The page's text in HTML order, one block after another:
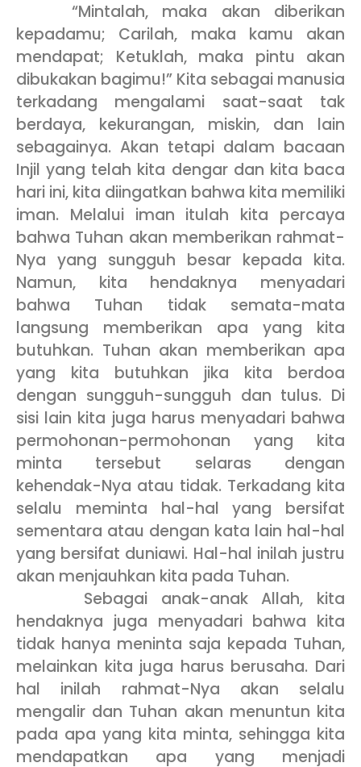
“Mintalah, maka akan diberikan
kepadamu; Carilah, maka kamu akan
mendapat; Ketuklah, maka pintu akan
dibukakan bagimu!” Kita sebagai manusia
terkadang mengalami saat-saat tak
berdaya, kekurangan, miskin, dan lain
sebagainya. Akan tetapi dalam bacaan
Injil yang telah kita dengar dan kita baca
hari ini, kita diingatkan bahwa kita memiliki
iman. Melalui iman itulah kita percaya
bahwa Tuhan akan memberikan rahmat-
Nya yang sungguh besar kepada kita.
Namun, kita hendaknya menyadari
bahwa Tuhan tidak semata-mata
langsung memberikan apa yang kita
butuhkan. Tuhan akan memberikan apa
yang kita butuhkan jika kita berdoa
dengan sungguh-sungguh dan tulus. Di
sisi lain kita juga harus menyadari bahwa
permohonan-permohonan yang kita
minta tersebut selaras dengan
kehendak-Nya atau tidak. Terkadang kita
selalu meminta hal-hal yang bersifat
sementara atau dengan kata lain hal-hal
yang bersifat duniawi. Hal-hal inilah justru
akan menjauhkan kita pada Tuhan.
Sebagai anak-anak Allah, kita
hendaknya juga menyadari bahwa kita
tidak hanya meninta saja kepada Tuhan,
melainkan kita juga harus berusaha. Dari
hal inilah rahmat-Nya akan selalu
mengalir dan Tuhan akan menuntun kita
pada apa yang kita minta, sehingga kita
mendapatkan apa yang menjadi